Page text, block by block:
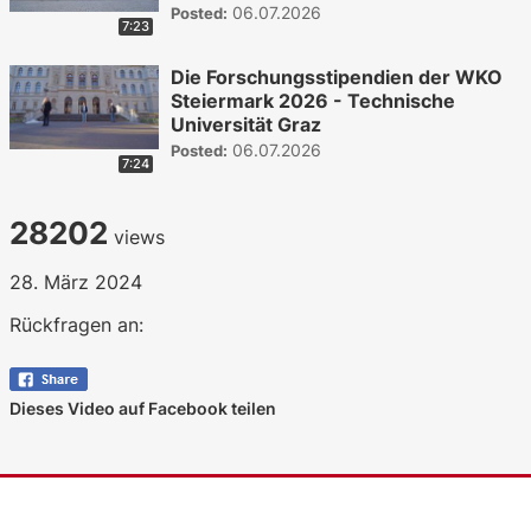
7:23
Posted: 06.07.2026
7:24
Die Forschungsstipendien der WKO
Steiermark 2026 - Technische
Universität Graz
Posted: 06.07.2026
28202 views
28. März 2024
Rückfragen an:
Dieses Video auf Facebook teilen